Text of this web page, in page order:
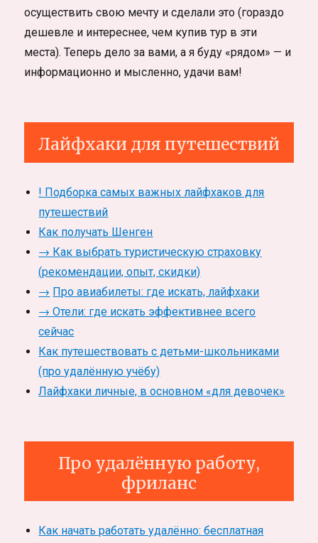
осуществить свою мечту и сделали это (гораздо
дешевле и интереснее, чем купив тур в эти
места). Теперь дело за вами, а я буду «рядом» — и
информационно и мысленно, удачи вам!
Лайфхаки для путешествий
! Подборка самых важных лайфхаков для
путешествий
Как получать Шенген
→ Как выбрать туристическую страховку
(рекомендации, опыт, скидки)
→ Про авиабилеты: где искать, лайфхаки
→ Отели: где искать эффективнее всего
сейчас
Как путешествовать с детьми-школьниками
(про удалённую учёбу)
Лайфхаки личные, в основном «для девочек»
Про удалённую работу,
фриланс
Как начать работать удалённо: бесплатная